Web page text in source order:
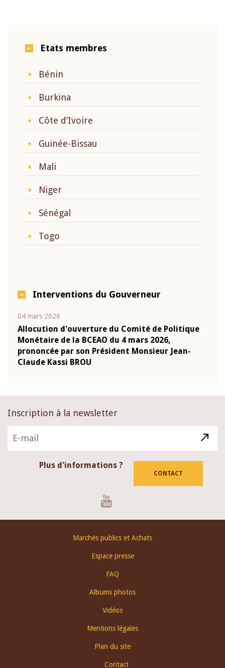
Etats membres
Bénin
Burkina
Côte d’Ivoire
Guinée-Bissau
Mali
Niger
Sénégal
Togo
Interventions du Gouverneur
04 mars 2026
Allocution d'ouverture du Comité de Politique
Monétaire de la BCEAO du 4 mars 2026,
prononcée par son Président Monsieur Jean-
Claude Kassi BROU
Inscription à la newsletter
Plus d'informations ?
CONTACT
Marchés publics et Achats
Espace presse
FAQ
Albums photos
Vidéos
Mentions légales
Plan du site
Contact